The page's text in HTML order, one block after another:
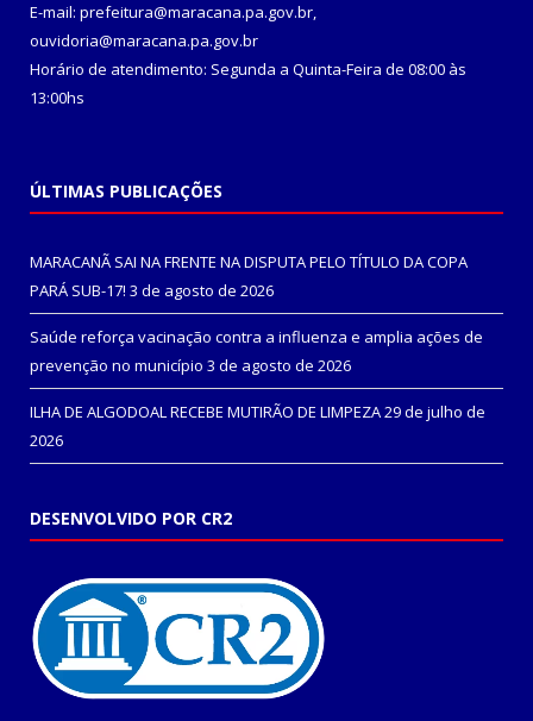
E-mail: prefeitura@maracana.pa.gov.br,
ouvidoria@maracana.pa.gov.br
Horário de atendimento: Segunda a Quinta-Feira de 08:00 às
13:00hs
ÚLTIMAS PUBLICAÇÕES
MARACANÃ SAI NA FRENTE NA DISPUTA PELO TÍTULO DA COPA
PARÁ SUB-17! 3 de agosto de 2026
Saúde reforça vacinação contra a influenza e amplia ações de
prevenção no município 3 de agosto de 2026
ILHA DE ALGODOAL RECEBE MUTIRÃO DE LIMPEZA29 de julho de
2026
DESENVOLVIDO POR CR2